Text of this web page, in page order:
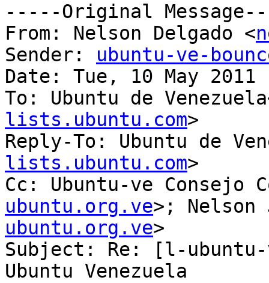
-----Original
From: Nelson Delgado <
Sender: ubuntu-ve-
Date: Tue, 10 May
To: Ubuntu de
lists.ubuntu.com>
Reply-To: Ubuntu de
lists.ubuntu.com>
Cc: Ubuntu-ve Consejo
ubuntu.org.ve>; Nelson
ubuntu.org.ve>
Subject: Re: [l-
Ubuntu Venezuela